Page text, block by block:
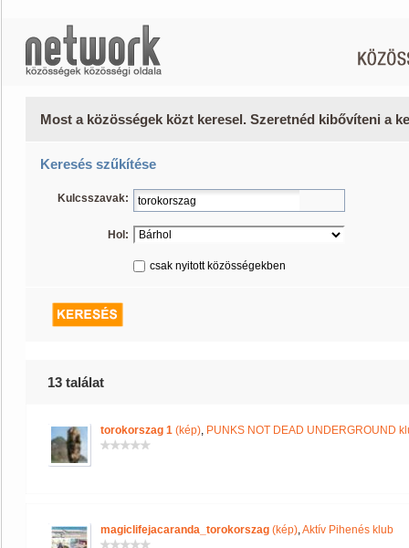
Most a közösségek közt keresel. Szeretnéd kibővíteni a
Keresés szűkítése
Kulcsszavak:
Hol:
csak nyitott közösségekben
13 találat
torokorszag 1 (kép), PUNKS NOT DEAD UNDERGROUND
magiclifejacaranda_torokorszag (kép),Aktív Pihenés klub